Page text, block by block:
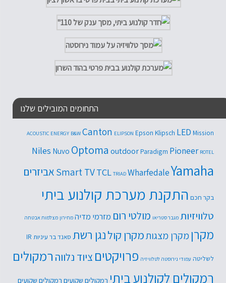
התחומים המובילים שלנו
ACOUSTIC ENERGY B&W Canton ELIPSON Epson Klipsch LED Mission
Niles Nuvo Optoma outdoor Paradigm Pioneer ROTEL
Smart TVTCL TRIAD WharfedaleYamaha אביזרים
בקר חכם התקנת מערכת קולנוע ביתי
טלוויזיות מגבר סטריאו מולטי רום מזרמי מדיה מחירון מצלמות אבטחה
מקרןמקרן מצגותמקרן קולנגן רשת סאנד בר עיניות IR
לשליטה עמודי נירוסטה לטלוויזיה פרויקטים ציוד נלווה רמקולים
רמקולים לקולנוע ביתי רמקולים שקועים רמקולים שקועים